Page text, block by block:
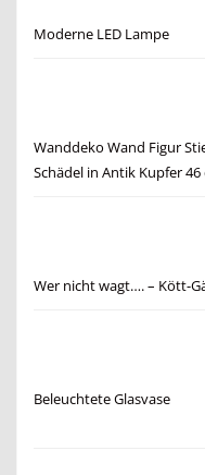
Moderne LED Lampe
Wanddeko Wand Figur
Schädel in Antik Kupfer 46
Wer nicht wagt…. – Kött-
Beleuchtete Glasvase